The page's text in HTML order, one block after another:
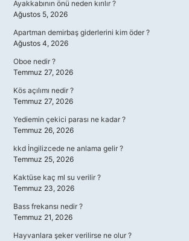
Ayakkabının önü neden kırılır ?
Ağustos 5, 2026
Apartman demirbaş giderlerini kim öder ?
Ağustos 4, 2026
Oboe nedir ?
Temmuz 27, 2026
Kös açılımı nedir ?
Temmuz 27, 2026
Yediemin çekici parası ne kadar ?
Temmuz 26, 2026
kkd İngilizcede ne anlama gelir ?
Temmuz 25, 2026
Kaktüse kaç ml su verilir ?
Temmuz 23, 2026
Bass frekansı nedir ?
Temmuz 21, 2026
Hayvanlara şeker verilirse ne olur ?